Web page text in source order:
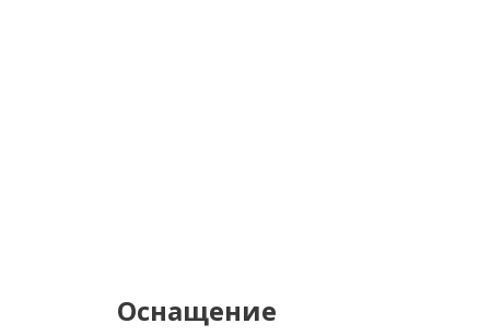
Оснащение